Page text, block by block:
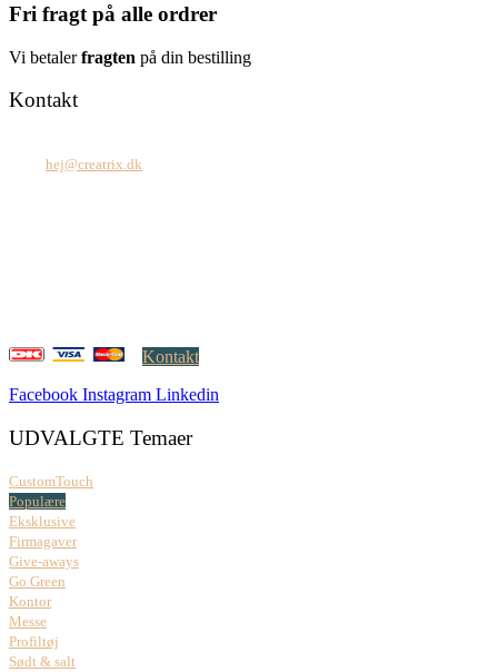
Fri fragt på alle ordrer
Vi betalerfragten på din bestilling
Kontakt
hej@creatrix.dk
Kontakt
Facebook Instagram Linkedin
UDVALGTE Temaer
CustomTouch
Populære
Eksklusive
Firmagaver
Give-aways
Go Green
Kontor
Messe
Profiltøj
Sødt & salt